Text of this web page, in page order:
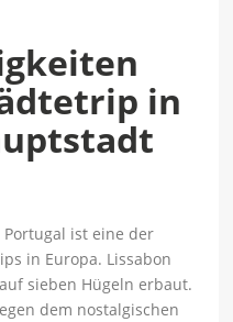
in
ist eine der
in Europa. Lissabon
sieben Hügeln erbaut.
dem nostalgischen